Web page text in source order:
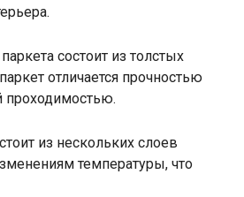
состоит из толстых
отличается прочностью
проходимостью.
из нескольких слоев
температуры, что